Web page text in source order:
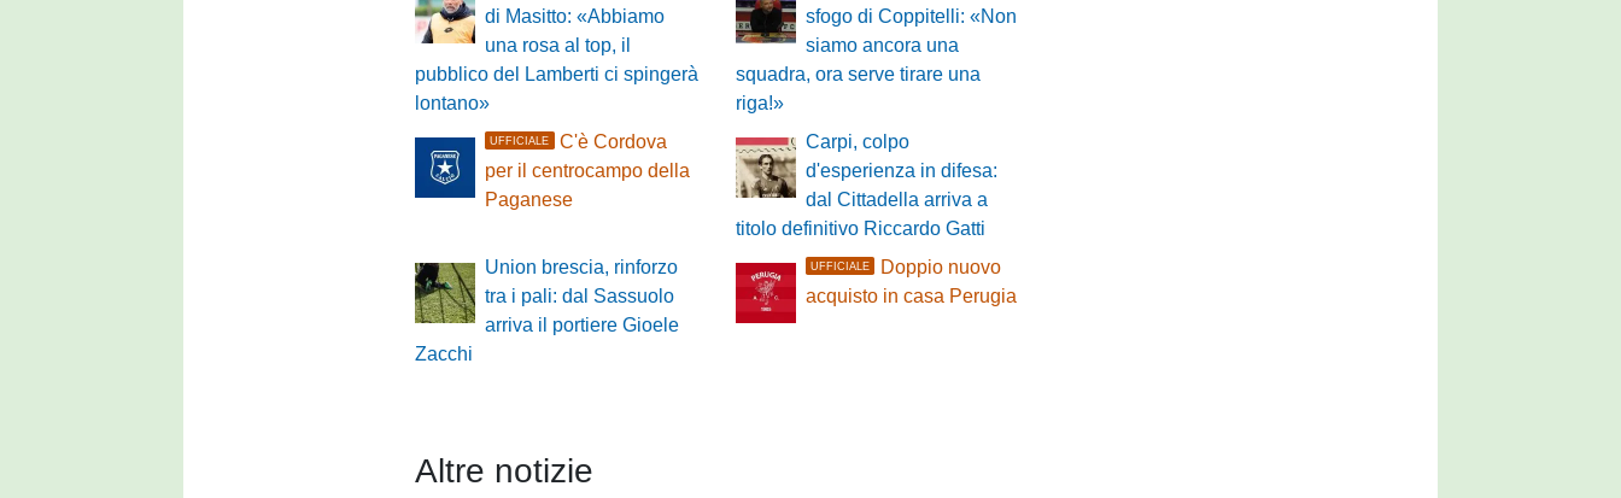
di Masitto: «Abbiamo
una rosa al top, il
pubblico del Lamberti ci spingerà
lontano»
sfogo di Coppitelli: «Non
siamo ancora una
squadra, ora serve tirare una
riga!»
UFFICIALE
C'è Cordova
per il centrocampo della
Paganese
Carpi, colpo
d'esperienza in difesa:
dal Cittadella arriva a
titolo definitivo Riccardo Gatti
Union brescia, rinforzo
tra i pali: dal Sassuolo
arriva il portiere Gioele
Zacchi
UFFICIALE
Doppio nuovo
acquisto in casa Perugia
Altre notizie